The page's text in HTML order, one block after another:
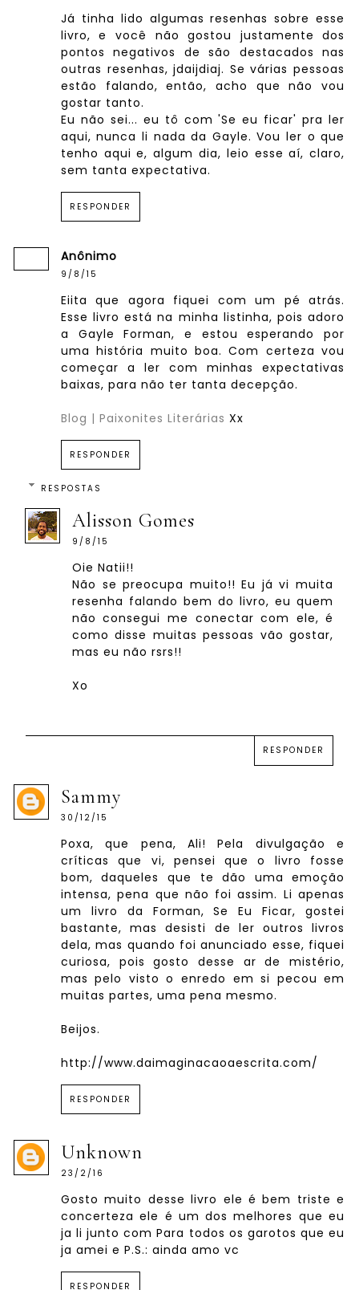
Já tinha lido algumas resenhas sobre esse
livro, e você não gostou justamente dos
pontos negativos de são destacados nas
outras resenhas, jdaijdiaj. Se várias pessoas
estão falando, então, acho que não vou
gostar tanto.
Eu não sei... eu tô com 'Se eu ficar' pra ler
aqui, nunca li nada da Gayle. Vou ler o que
tenho aqui e, algum dia, leio esse aí, claro,
sem tanta expectativa.
RESPONDER
Anônimo
9/8/15
Eiita que agora fiquei com um pé atrás.
Esse livro está na minha listinha, pois adoro
a Gayle Forman, e estou esperando por
uma história muito boa. Com certeza vou
começar a ler com minhas expectativas
baixas, para não ter tanta decepção.
Blog | Paixonites Literárias Xx
RESPONDER
RESPOSTAS
Alisson Gomes
9/8/15
Oie Natii!!
Não se preocupa muito!! Eu já vi muita
resenha falando bem do livro, eu quem
não consegui me conectar com ele, é
como disse muitas pessoas vão gostar,
mas eu não rsrs!!
Xo
RESPONDER
Sammy
30/12/15
Poxa, que pena, Ali! Pela divulgação e
críticas que vi, pensei que o livro fosse
bom, daqueles que te dão uma emoção
intensa, pena que não foi assim. Li apenas
um livro da Forman, Se Eu Ficar, gostei
bastante, mas desisti de ler outros livros
dela, mas quando foi anunciado esse, fiquei
curiosa, pois gosto desse ar de mistério,
mas pelo visto o enredo em si pecou em
muitas partes, uma pena mesmo.
Beijos.
http://www.daimaginacaoaescrita.com/
RESPONDER
Unknown
23/2/16
Gosto muito desse livro ele é bem triste e
concerteza ele é um dos melhores que eu
ja li junto com Para todos os garotos que eu
ja amei e P.S.: ainda amo vc
RESPONDER